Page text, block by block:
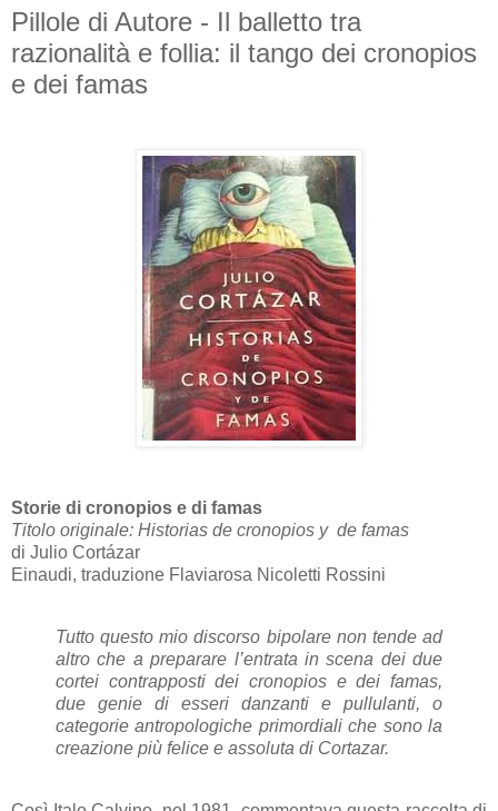
Pillole di Autore - Il balletto tra
razionalità e follia: il tango dei cronopios
e dei famas
Storie di cronopios e di famas
Titolo originale: Historias de cronopios y de famas
di Julio Cortázar
Einaudi, traduzione Flaviarosa Nicoletti Rossini
Tutto questo mio discorso bipolare non tende ad
altro che a preparare l’entrata in scena dei due
cortei contrapposti dei cronopios e dei famas,
due genie di esseri danzanti e pullulanti, o
categorie antropologiche primordiali che sono la
creazione più felice e assoluta di Cortazar.